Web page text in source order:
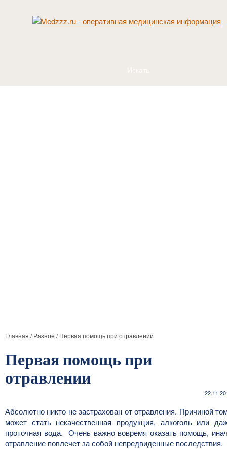
Главная /Разное /Первая помощь при отравлении
Первая помощь при
отравлении
Абсолютно никто не застрахован от отравления. Причиной
может стать некачественная продукция, алкоголь или
проточная вода. Очень важно вовремя оказать помощь,
отравление повлечет за собой непредвиденные последствия.